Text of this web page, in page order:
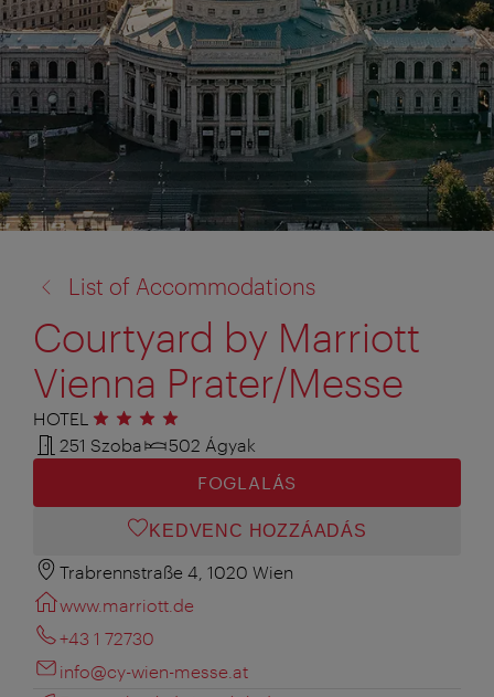
a:
List of Accommodations
Courtyard by Marriott
Vienna Prater/Messe
HOTEL 4 csillag
251 Szoba
502 Ágyak
FOGLALÁS
KEDVENC HOZZÁADÁS
Trabrennstraße 4, 1020 Wien
www.marriott.de
+43 1 72730
info@cy-wien-messe.at